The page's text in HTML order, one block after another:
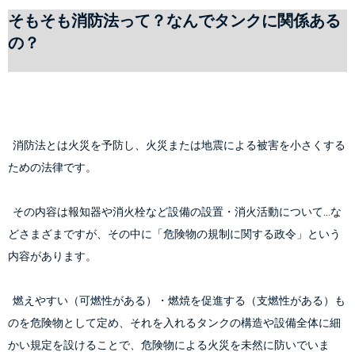
そもそも消防法って？なんでタンクに関係ある
の？
ための法律です。
どさまざまですが、その中に「危険物の規制に関する政令」という
内容があります。
のを危険物として定め、それを入れるタンクの構造や設備全体に細
かい規定を設けることで、危険物による火災を未然に防いでいま